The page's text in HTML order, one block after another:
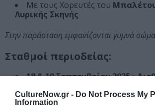
CultureNow.gr - Do Not Process My
Information
Με τους Χορευτές του
Λυρικής Σκηνής
Στην παράσταση εμφανίζονται γυμνά
Σταθμοί περιοδείας:
18 & 19 Σεπτεμβρίου 2025 •
Δημοτικό Θέατρο Λευκωσίας, στις